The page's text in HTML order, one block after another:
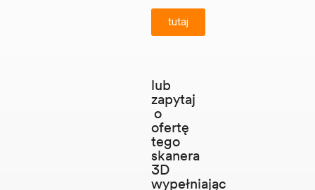
tutaj
lub
zapytaj
o
ofertę
tego
skanera
3D
wypełniając